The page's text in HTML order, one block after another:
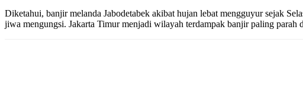
Diketahui, banjir melanda Jabodetabek akibat hujan lebat mengguyur sejak
jiwa mengungsi. Jakarta Timur menjadi wilayah terdampak banjir paling